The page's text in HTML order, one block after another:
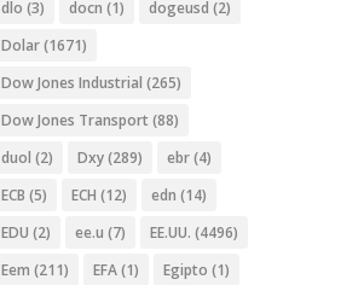
dlo (3) docn (1) dogeusd (2)
Dolar(1671)
Dow Jones Industrial (265)
Dow Jones Transport (88)
duol (2) Dxy(289) ebr(4)
ECB (5) ECH (12) edn (14)
EDU (2) ee.u (7) EE.UU. (4496)
Eem (211) EFA(1) Egipto (1)